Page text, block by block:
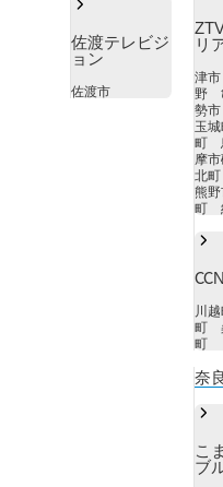
佐渡テレビジ
ョン
佐渡市
リ
津
野
勢
玉
町
摩
北
熊
町
川
町
町
奈
こ
ブ